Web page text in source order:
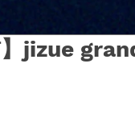
jizue